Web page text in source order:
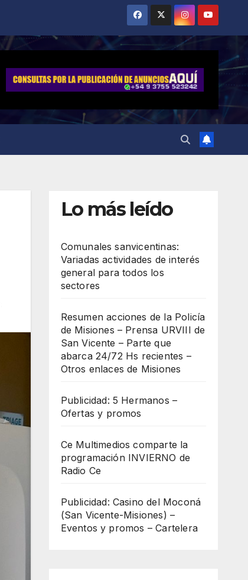
Lo más leído
Comunales sanvicentinas:
Variadas actividades de interés
general para todos los
sectores
Resumen acciones de la Policía
de Misiones – Prensa URVIII de
San Vicente – Parte que
abarca 24/72 Hs recientes –
Otros enlaces de Misiones
Publicidad: 5 Hermanos –
Ofertas y promos
Ce Multimedios comparte la
programación INVIERNO de
Radio Ce
Publicidad: Casino del Moconá
(San Vicente-Misiones) –
Eventos y promos – Cartelera